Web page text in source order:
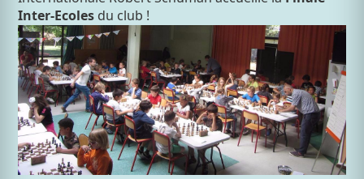
Inter-Ecoles du club !